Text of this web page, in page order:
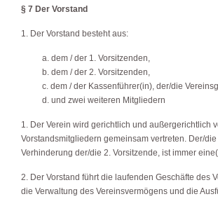
§ 7 Der Vorstand
1. Der Vorstand besteht aus:
a. dem / der 1. Vorsitzenden,
b. dem / der 2. Vorsitzenden,
c. dem / der Kassenführer(in), der/die
d. und zwei weiteren Mitgliedern
1. Der Verein wird gerichtlich und außergerichtlich
Vorstandsmitgliedern gemeinsam vertreten. Der/
Verhinderung der/die 2. Vorsitzende, ist immer
2. Der Vorstand führt die laufenden Geschäfte des
die Verwaltung des Vereinsvermögens und die